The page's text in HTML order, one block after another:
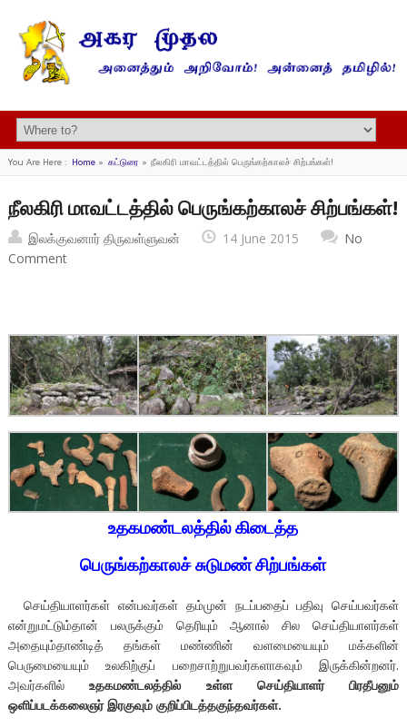
You Are Here : Home» கட்டுரை » நீலகிரி மாவட்டத்தில் பெருங்கற்காலச் சிற்பங்கள்!
நீலகிரி மாவட்டத்தில் பெருங்கற்காலச் சிற்பங்கள்!
இலக்குவனார் திருவள்ளுவன் 14 June 2015
No
Comment
உதகமண்டலத்தில் கிடைத்த
பெருங்கற்காலச் சுடுமண் சிற்பங்கள்
செய்தியாளர்கள் என்பவர்கள் தம்முன் நடப்பதைப் பதிவு செய்பவர்கள்
என்றுமட்டும்தான் பலருக்கும் தெரியும் ஆனால் சில செய்தியாளர்கள்
அதையும்தாண்டித் தங்கள் மண்ணின் வளமையையும் மக்களின்
பெருமையையும் உலகிற்குப் பறைசாற்றுபவர்களாகவும் இருக்கின்றனர்.
அவர்களில்உதகமண்டலத்தில் உள்ள செய்தியாளர் பிரதீபனும்
ஒளிப்படக்கலைஞர் இரகுவும் குறிப்பிடத்தகுந்தவர்கள்.